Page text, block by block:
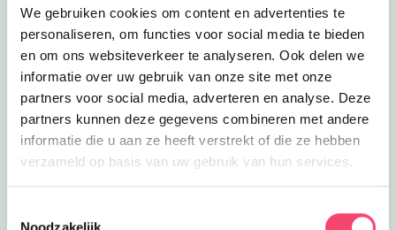
We gebruiken cookies om content en advertenties te
personaliseren, om functies voor social media te bieden
en om ons websiteverkeer te analyseren. Ook delen we
informatie over uw gebruik van onze site met onze
partners voor social media, adverteren en analyse. Deze
partners kunnen deze gegevens combineren met andere
informatie die u aan ze heeft verstrekt of die ze hebben
verzameld op basis van uw gebruik van hun services.
10.8 km
Feestjes
Feestje koekjes bakken!
Maak met de bakker in bakkerij Van
der Bruggen de lekkerste en mooiste
koekjes voor jouw feestje!
Lees meer Feestje koekjes bakken!
Samba!
Stoer, ritmisch, feest: speel de Samba
Lees meer Samba!
Sluiten